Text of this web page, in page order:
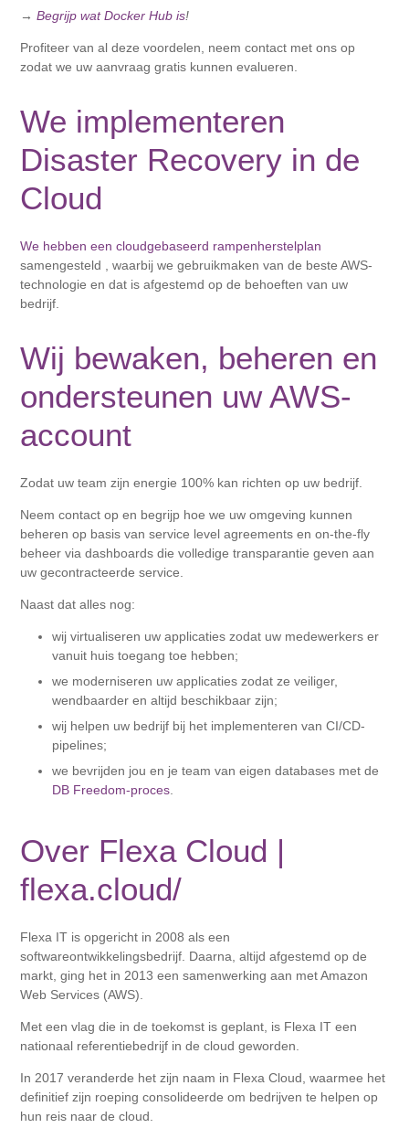
→Begrijp wat Docker Hub is!
Profiteer van al deze voordelen, neem contact met ons op
zodat we uw aanvraag gratis kunnen evalueren.
We implementeren
Disaster Recovery in de
Cloud
We hebben een cloudgebaseerd rampenherstelplan
samengesteld , waarbij we gebruikmaken van de beste AWS-
technologie en dat is afgestemd op de behoeften van uw
bedrijf.
Wij bewaken, beheren en
ondersteunen uw AWS-
account
Zodat uw team zijn energie 100% kan richten op uw bedrijf.
Neem contact op en begrijp hoe we uw omgeving kunnen
beheren op basis van service level agreements en on-the-fly
beheer via dashboards die volledige transparantie geven aan
uw gecontracteerde service.
Naast dat alles nog:
wij virtualiseren uw applicaties zodat uw medewerkers er
vanuit huis toegang toe hebben;
we moderniseren uw applicaties zodat ze veiliger,
wendbaarder en altijd beschikbaar zijn;
wij helpen uw bedrijf bij het implementeren van CI/CD-
pipelines;
we bevrijden jou en je team van eigen databases met de
DB Freedom-proces
Over Flexa Cloud |
flexa.cloud/
Flexa IT is opgericht in 2008 als een
softwareontwikkelingsbedrijf. Daarna, altijd afgestemd op de
markt, ging het in 2013 een samenwerking aan met Amazon
Web Services (AWS).
Met een vlag die in de toekomst is geplant, is Flexa IT een
nationaal referentiebedrijf in de cloud geworden.
In 2017 veranderde het zijn naam in Flexa Cloud, waarmee het
definitief zijn roeping consolideerde om bedrijven te helpen op
hun reis naar de cloud.